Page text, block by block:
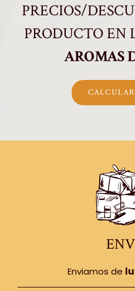
PRECIOS/
PRODUCTO EN
AROMAS
Enviamos de